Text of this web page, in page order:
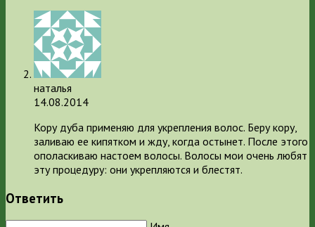
наталья
14.08.2014
Кору дуба применяю для укрепления волос. Беру кору,
заливаю ее кипятком и жду, когда остынет. После этого
ополаскиваю настоем волосы. Волосы мои очень любят
эту процедуру: они укрепляются и блестят.
Ответить